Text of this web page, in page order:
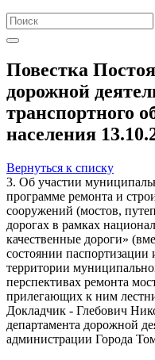
Повестка
дорожной
транспортного
населения
Вернуться к списку
3. Об участии
программе ремонта и
сооружений (мостов,
дорогах в рамках
качественные дороги»
состоянии
территории
перспективах ремонта
прилегающих к ним
Докладчик - Глебович
департамента дорожной
администрации Города